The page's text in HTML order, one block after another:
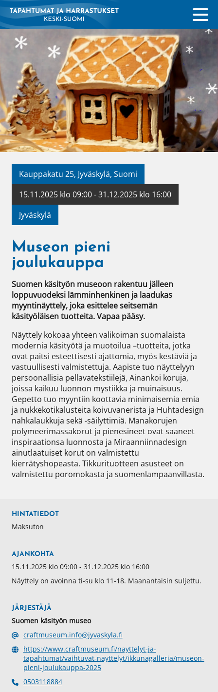
Kauppakatu 25, Jyväskylä, Suomi
15.11.2025 klo 09:00 - 31.12.2025 klo 16:00
Jyväskylä
Museon pieni
joulukauppa
Suomen käsityön museoon rakentuu jälleen
loppuvuodeksi lämminhenkinen ja laadukas
myyntinäyttely, joka esittelee seitsemän
käsityöläisen tuotteita. Vapaa pääsy.
Näyttely kokoaa yhteen valikoiman suomalaista
modernia käsityötä ja muotoilua –tuotteita, jotka
ovat paitsi esteettisesti ajattomia, myös kestäviä ja
vastuullisesti valmistettuja. Aapiste tuo näyttelyyn
persoonallisia pellavatekstiilejä, Ainankoi koruja,
joissa kaikuu luonnon mystiikka ja muinaisuus.
Gepetto tuo myyntiin koottavia minimaisemia emia
ja nukkekotikalusteita koivuvanerista ja Huhtadesign
nahkalaukkuja sekä -säilyttimiä. Manakorujen
polymeerimassakorut ja pienesineet ovat saaneet
inspiraationsa luonnosta ja Miraanniinnadesign
ainutlaatuiset korut on valmistettu
kierrätyshopeasta. Tikkurituotteen asusteet on
valmistettu poromokasta ja suomenlampaanvillasta.
HINTATIEDOT
Maksuton
AJANKOHTA
15.11.2025 klo 09:00 - 31.12.2025 klo 16:00
Näyttely on avoinna ti-su klo 11-18. Maanantaisin suljettu.
JÄRJESTÄJÄ
Suomen käsityön museo
craftmuseum.info@jyvaskyla.fi
https://www.craftmuseum.fi/nayttelyt-ja-
tapahtumat/vaihtuvat-nayttelyt/ikkunagalleria/museon-
pieni-joulukauppa-2025
0503118884